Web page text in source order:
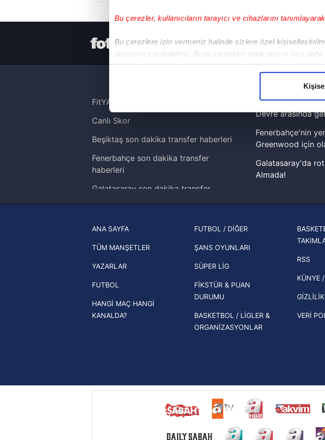
Bu çerezler, kullanıcıların tarayıcı ve cihazlarını
Bu çerezlere izin vermeniz halinde sizlere özel
deneyimi yaşatabiliriz. Bunu yaparken amacımızın size
içerikleri sunabilmek adına elimizden gelen çabayı
Her halükârda, kullanıcılar, bu çerezlere izin vermedikleri
Sizlere daha iyi bir hizmet sunabilmek için İnternet
çerezler vasıtasıyla çeşitli kişisel verileriniz işlenmekte
amacıyla kullanılmaktadır. Diğer çerezler, sitemizin daha
reklam/pazarlama faaliyetlerinin yapılması, amaçlarıyla
Çerezlere ilişkin tercihlerinizi aşağıda yer alan panel
6698 sayılı Kişisel Verilerin Korunması Kanunu uyarınca
mevzuata uygun olarak kullanılan çerezlerle ilgili bilgi almak
HER YERDE!
FitYAŞA
Canlı Skor
Beşiktaş son dakika transfer haberleri
Fenerbahçe son dakika transfer
haberleri
Galatasaray son dakika transfer
haberleri
Trendyol Süper Lig haberleri
Ziraat Türkiye Kupası haberleri
UEFA Şampiyonlar Ligi haberleri
UEFA Avrupa Ligi haberleri
UEFA Konferans Ligi haberleri
Fenerbahçe'de
Devre arasında
Fenerbahçe'nin
Greenwood için
Galatasaray'da
Almada!
muhtemel rakibi
İspanya-Arjantin
Beşiktaş'ın
Eleme Turu
ANA SAYFA
TÜM MANŞETLER
YAZARLAR
FUTBOL
HANGİ MAÇ HANGİ
KANALDA?
FUTBOL / DİĞER
ŞANS OYUNLARI
SÜPER LİG
FİKSTÜR & PUAN
DURUMU
BASKETBOL / LİGLER &
ORGANİZASYONLAR
RSS
KÜNYE
VERİ